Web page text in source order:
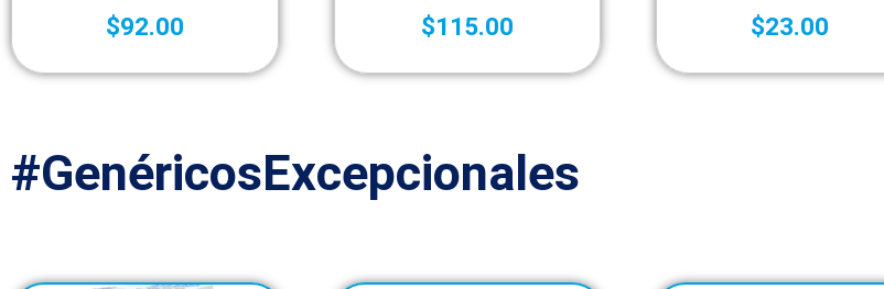
$92.00
$115.00
$23.00
#GenéricosExcepcionales